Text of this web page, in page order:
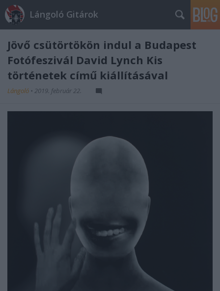
Lángoló Gitárok
Jövő csütörtökön indul a Budapest
Fotófeszivál David Lynch Kis
történetek című kiállításával
Lángoló • 2019. február 22.